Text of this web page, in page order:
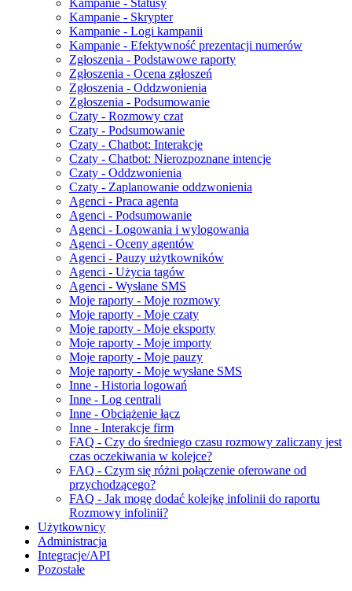
Kampanie - Skrypter
Kampanie - Logi kampanii
Kampanie - Efektywność prezentacji numerów
Zgłoszenia - Podstawowe raporty
Zgłoszenia - Ocena zgłoszeń
Zgłoszenia - Oddzwonienia
Zgłoszenia - Podsumowanie
Czaty - Rozmowy czat
Czaty - Podsumowanie
Czaty - Chatbot: Interakcje
Czaty - Chatbot: Nierozpoznane intencje
Czaty - Oddzwonienia
Czaty - Zaplanowanie oddzwonienia
Agenci - Praca agenta
Agenci - Podsumowanie
Agenci - Logowania i wylogowania
Agenci - Oceny agentów
Agenci - Pauzy użytkowników
Agenci - Użycia tagów
Agenci - Wysłane SMS
Moje raporty - Moje rozmowy
Moje raporty - Moje czaty
Moje raporty - Moje eksporty
Moje raporty - Moje importy
Moje raporty - Moje pauzy
Moje raporty - Moje wysłane SMS
Inne - Historia logowań
Inne - Log centrali
Inne - Obciążenie łącz
Inne - Interakcje firm
FAQ - Czy do średniego czasu rozmowy zaliczany jest
czas oczekiwania w kolejce?
FAQ - Czym się różni połączenie oferowane od
przychodzącego?
FAQ - Jak mogę dodać kolejkę infolinii do raportu
Rozmowy infolinii?
Użytkownicy
Administracja
Integracje/API
Pozostałe